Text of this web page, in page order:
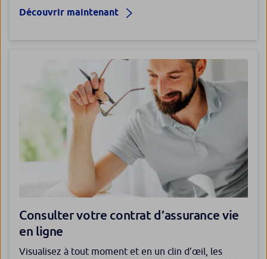
Découvrir maintenant
Consulter votre contrat d’assurance vie
en ligne
Visualisez à tout moment et en un clin d’œil, les